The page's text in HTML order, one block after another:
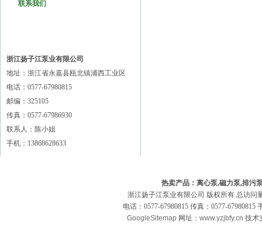
联系我们
浙江扬子江泵业有限公司
地址：浙江省永嘉县瓯北镇浦西工业区
电话：0577-67980815
邮编：325105
传真：0577-67986930
联系人：陈小姐
手机：13868628633
热卖产品：离心泵,磁力泵,排污
浙江扬子江泵业有限公司 版权所有 总访问
电话：0577-67980815 传真：0577-
GoogleSitemap 网址： www.yzjbfy.cn 技术